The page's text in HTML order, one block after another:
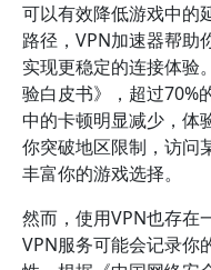
可以有效降低游戏中的
路径，VPN加速器帮助
实现更稳定的连接体验
验白皮书》，超过70%
中的卡顿明显减少，体
你突破地区限制，访问
丰富你的游戏选择。
然而，使用VPN也存在
VPN服务可能会记录你